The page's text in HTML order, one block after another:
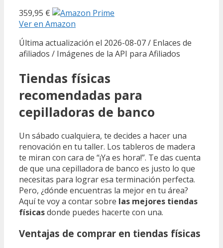
359,95 €
Ver en Amazon
Última actualización el 2026-08-07 / Enlaces de
afiliados / Imágenes de la API para Afiliados
Tiendas físicas
recomendadas para
cepilladoras de banco
Un sábado cualquiera, te decides a hacer una
renovación en tu taller. Los tableros de madera
te miran con cara de “¡Ya es hora!”. Te das cuenta
de que una cepilladora de banco es justo lo que
necesitas para lograr esa terminación perfecta.
Pero, ¿dónde encuentras la mejor en tu área?
Aquí te voy a contar sobre las mejores tiendas
físicasdonde puedes hacerte con una.
Ventajas de comprar en tiendas físicas